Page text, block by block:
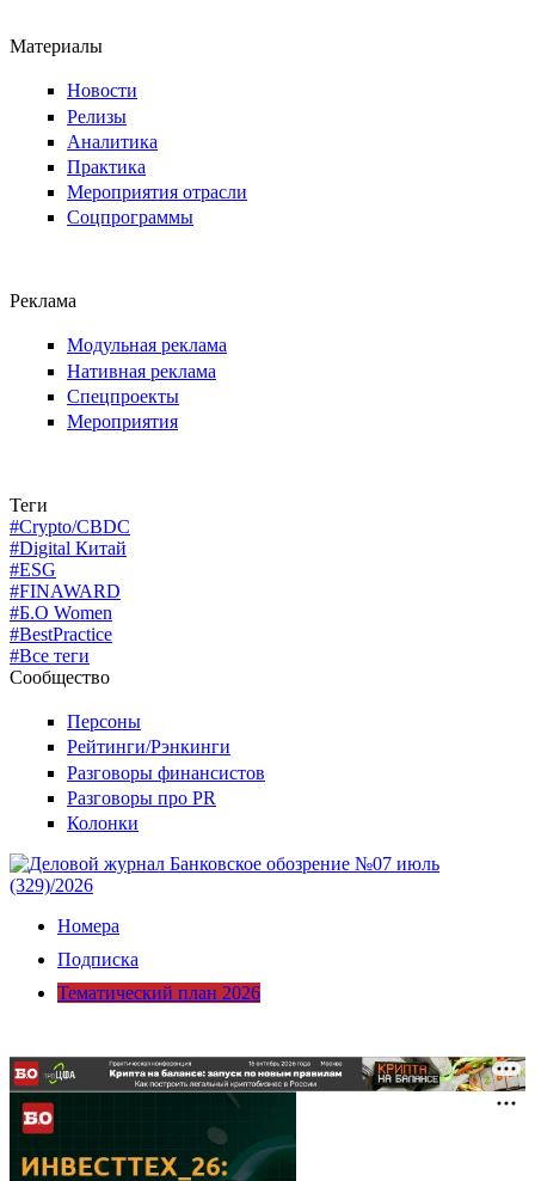
Материалы
Новости
Релизы
Аналитика
Практика
Мероприятия отрасли
Соцпрограммы
Реклама
Модульная реклама
Нативная реклама
Спецпроекты
Мероприятия
Теги
#Crypto/CBDC
#Digital Китай
#ESG
#FINAWARD
#Б.О Women
#BestPractice
#Все теги
Сообщество
Персоны
Рейтинги/Рэнкинги
Разговоры финансистов
Разговоры про PR
Колонки
Номера
Подписка
Тематический план 2026